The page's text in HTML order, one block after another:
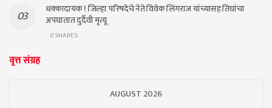
धक्कादायक ! जिल्हा परिषदेचे नेते विवेक लिंगराज यांच्यासह तिघांचा
अपघातात दुर्दैवी मृत्यू
0 SHARES
वृत्त संग्रह
AUGUST 2026